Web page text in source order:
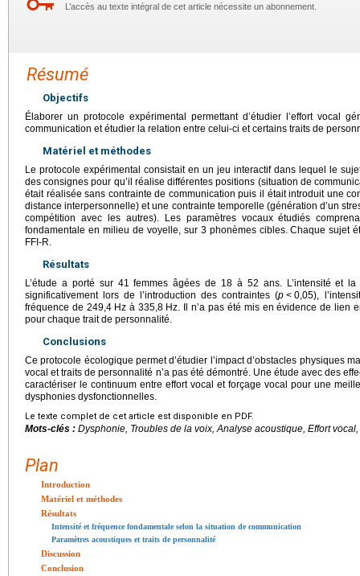
L’accès au texte intégral de cet article nécessite un abonnement.
Résumé
Objectifs
Élaborer un protocole expérimental permettant d’étudier l’effort vocal
communication et étudier la relation entre celui-ci et certains traits de
Matériel et méthodes
Le protocole expérimental consistait en un jeu interactif dans lequel le
des consignes pour qu’il réalise différentes positions (situation de
était réalisée sans contrainte de communication puis il était introduit une
distance interpersonnelle) et une contrainte temporelle (génération d’un
compétition avec les autres). Les paramètres vocaux étudiés
fondamentale en milieu de voyelle, sur 3 phonèmes cibles. Chaque sujet
FFI-R.
Résultats
L’étude a porté sur 41 femmes âgées de 18 à 52 ans. L’intensité et la
significativement lors de l’introduction des contraintes (p < 0,05),
fréquence de 249,4 Hz à 335,8 Hz. Il n’a pas été mis en évidence de lien
pour chaque trait de personnalité.
Conclusions
Ce protocole écologique permet d’étudier l’impact d’obstacles physiques
vocal et traits de personnalité n’a pas été démontré. Une étude avec des
caractériser le continuum entre effort vocal et forçage vocal pour une
dysphonies dysfonctionnelles.
Le texte complet de cet article est disponible en PDF.
Mots-clés : Dysphonie, Troubles de la voix, Analyse acoustique, Effort
Plan
Introduction
Matériel et méthodes
Résultats
Intensité et fréquence fondamentale selon la situation de communication
Paramètres acoustiques et traits de personnalité
Discussion
Conclusion